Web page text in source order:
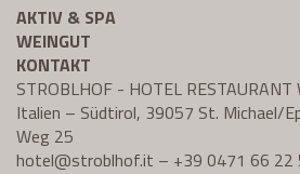
AKTIV & SPA
WEINGUT
KONTAKT
STROBLHOF - HOTEL RESTAURANT
Italien – Südtirol, 39057 St. Michael/
Weg 25
hotel@stroblhof.it – +39 0471 66 22